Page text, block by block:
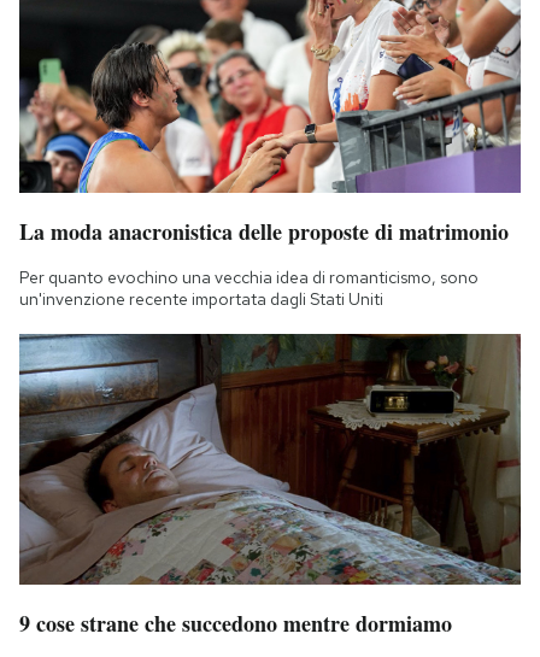
La moda anacronistica delle proposte di matrimonio
Per quanto evochino una vecchia idea di romanticismo, sono
un'invenzione recente importata dagli Stati Uniti
9 cose strane che succedono mentre dormiamo